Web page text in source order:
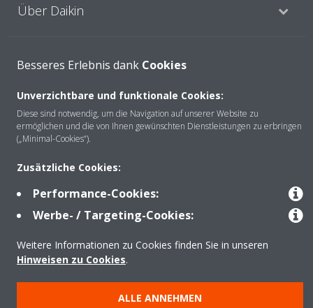
Über Daikin
Lösungen
Kontakt
Produkte
Copyright © Daikin
Impressum
Hinweis zu Cookies
Datenschutzerklärung
Unternehmensethik
Besseres Erlebnis dank Cookies
Unverzichtbare und funktionale Cookies:
Diese sind notwendig, um die Navigation auf unserer Website zu
ermöglichen und die von Ihnen gewünschten Dienstleistungen zu erbringen
(„Minimal-Cookies“).
Zusätzliche Cookies:
Performance-Cookies:
Werbe- / Targeting-Cookies:
Weitere Informationen zu Cookies finden Sie in unseren
Hinweisen zu Cookies.
ALLE ANNEHMEN